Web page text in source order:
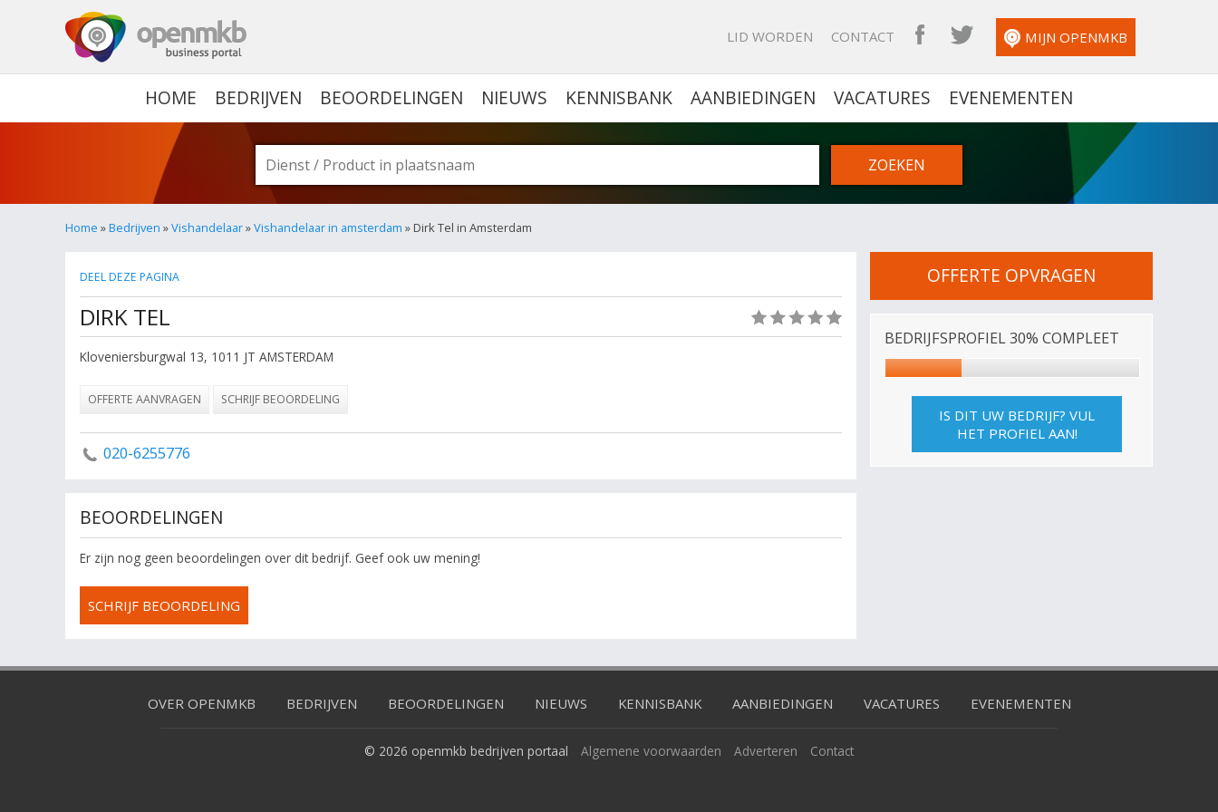
LID WORDEN CONTACT OPENMKB FACEBOOK
OPENMKB TWITTER
MIJN OPENMKB
HOME BEDRIJVEN BEOORDELINGEN NIEUWS KENNISBANK AANBIEDINGEN VACATURES EVENEMENTEN
Home »Bedrijven »Vishandelaar»Vishandelaar in amsterdam » Dirk Tel in Amsterdam
DEEL DEZE PAGINA
DIRK TEL
Kloveniersburgwal 13, 1011 JT AMSTERDAM
OFFERTE AANVRAGEN SCHRIJF BEOORDELING
020-6255776
BEOORDELINGEN
Er zijn nog geen beoordelingen over dit bedrijf. Geef ook uw mening!
SCHRIJF BEOORDELING
OFFERTE OPVRAGEN
BEDRIJFSPROFIEL 30% COMPLEET
IS DIT UW BEDRIJF? VUL
HET PROFIEL AAN!
OVER OPENMKB BEDRIJVEN BEOORDELINGEN NIEUWS KENNISBANK AANBIEDINGEN VACATURES EVENEMENTEN
© 2026 openmkb bedrijven portaal Algemene voorwaarden Adverteren Contact